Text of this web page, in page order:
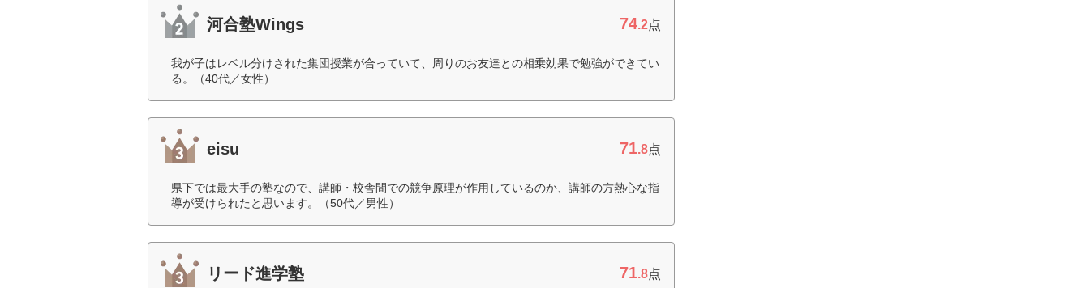
河合塾Wings 74.2点
我が子はレベル分けされた集団授業が合っていて、周りのお友達との相乗効果で勉強ができてい
る。（40代／女性）
eisu 71.8点
県下では最大手の塾なので、講師・校舎間での競争原理が作用しているのか、講師の方熱心な指
導が受けられたと思います。（50代／男性）
リード進学塾 71.8点